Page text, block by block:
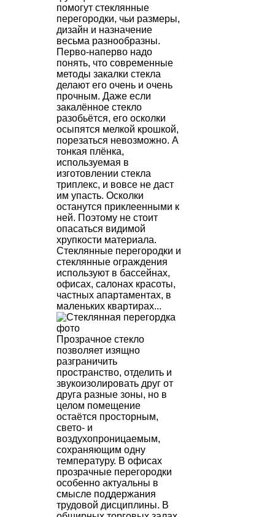
помогут стеклянные
перегородки, чьи размеры,
дизайн и назначение
весьма разнообразны.
Перво-наперво надо
понять, что современные
методы закалки стекла
делают его очень и очень
прочным. Даже если
закалённое стекло
разобьётся, его осколки
осыпятся мелкой крошкой,
порезаться невозможно. А
тонкая плёнка,
используемая в
изготовлении стекла
триплекс, и вовсе не даст
им упасть. Осколки
останутся приклеенными к
ней. Поэтому не стоит
опасаться видимой
хрупкости материала.
Стеклянные перегородки и
стеклянные ограждения
используют в бассейнах,
офисах, салонах красоты,
частных апартаментах, в
маленьких квартирах...
Прозрачное стекло
позволяет изящно
разграничить
пространство, отделить и
звукоизолировать друг от
друга разные зоны, но в
целом помещение
остаётся просторным,
свето- и
воздухопроницаемым,
сохраняющим одну
температуру. В офисах
прозрачные перегородки
особенно актуальны в
смысле поддержания
трудовой дисциплины. В